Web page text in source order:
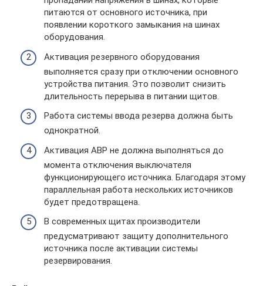
питаются от основного источника, при
появлении короткого замыкания на шинах
оборудования.
Активация резервного оборудования
выполняется сразу при отключении основного
устройства питания. Это позволит снизить
длительность перерыва в питании щитов.
Работа системы ввода резерва должна быть
однократной.
Активация АВР не должна выполняться до
момента отключения выключателя
функционирующего источника. Благодаря этому
параллельная работа нескольких источников
будет предотвращена.
В современных щитах производители
предусматривают защиту дополнительного
источника после активации системы
резервирования.